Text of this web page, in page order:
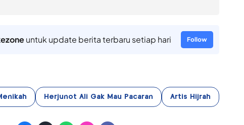
untuk update berita terbaru setiap hari Follow
Herjunot Ali Gak Mau Pacaran Artis Hijrah